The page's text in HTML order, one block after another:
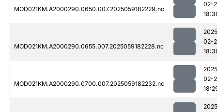
MOD021KM.A2000290.0650.007.2025059182229.nc
02-
MOD021KM.A2000290.0655.007.2025059182228.nc
02-
MOD021KM.A2000290.0700.007.2025059182232.nc
02-